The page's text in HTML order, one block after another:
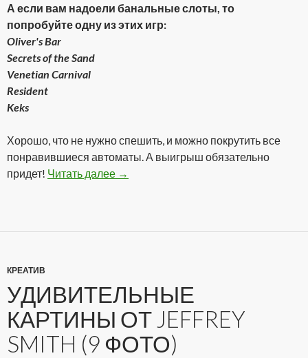
А если вам надоели банальные слоты, то
попробуйте одну из этих игр:
Oliver's Bar
Secrets of the Sand
Venetian Carnival
Resident
Keks
Хорошо, что не нужно спешить, и можно покрутить все
понравившиеся автоматы. А выигрыш обязательно
придет! Читать далее Реальное казино онлайн!
→
КРЕАТИВ
УДИВИТЕЛЬНЫЕ
КАРТИНЫ ОТ JEFFREY
SMITH (9 ФОТО)